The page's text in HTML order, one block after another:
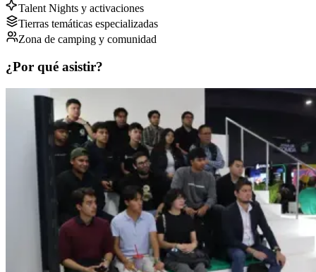
Talent Nights y activaciones
Tierras temáticas especializadas
Zona de camping y comunidad
¿Por qué asistir?